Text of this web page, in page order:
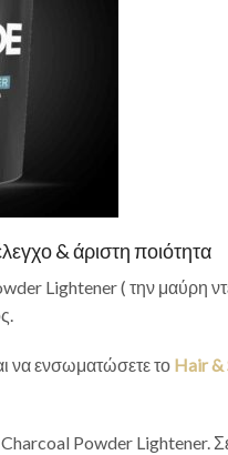
& άριστη ποιότητα
Lightener ( την μαύρη
να ενσωματώσετε το Hair &
Powder Lightener.